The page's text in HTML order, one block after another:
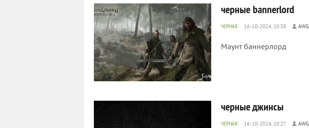
черные bannerlord
ЧЕРНАЯ 16-10-2024, 10:38 AWG
Маунт баннерлорд
черные джинсы
ЧЕРНАЯ 16-10-2024, 10:27 AWG